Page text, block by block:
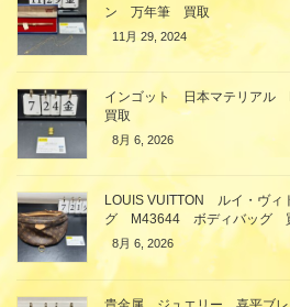
ン 万年筆 買取
11月 29, 2024
インゴット 日本マテリア
買取
8月 6, 2026
LOUIS VUITTON ルイ・ヴ
グ M43644 ボディバッグ
8月 6, 2026